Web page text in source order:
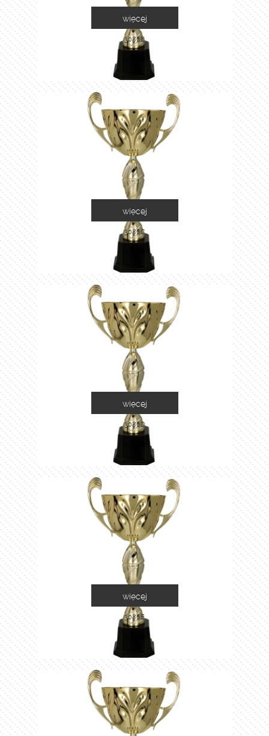
3086B
więcej
3086C
więcej
3086D
więcej
3086E
więcej